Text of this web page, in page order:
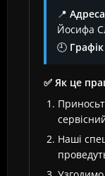
📍
Йосифа
🕘
✅ Як це
Наші